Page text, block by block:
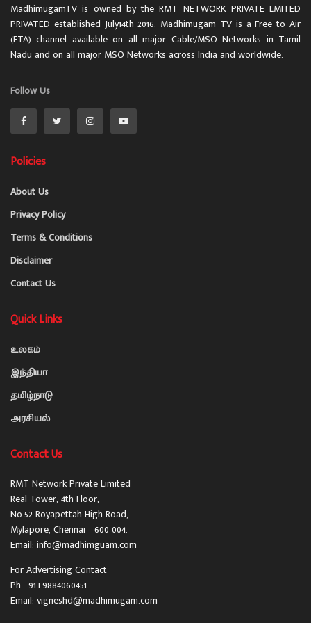
MadhimugamTV is owned by the RMT NETWORK PRIVATE LMITED
PRIVATED established July14th 2016. Madhimugam TV is a Free to Air
(FTA) channel available on all major Cable/MSO Networks in Tamil
Nadu and on all major MSO Networks across India and worldwide.
Follow Us
Policies
About Us
Privacy Policy
Terms & Conditions
Disclaimer
Contact Us
Quick Links
உலகம்
இந்தியா
தமிழ்நாடு
அரசியல்
Contact Us
RMT Network Private Limited
Real Tower, 4th Floor,
No.52 Royapettah High Road,
Mylapore, Chennai – 600 004.
Email: info@madhimguam.com
For Advertising Contact
Ph : 91+9884060451
Email: vigneshd@madhimugam.com